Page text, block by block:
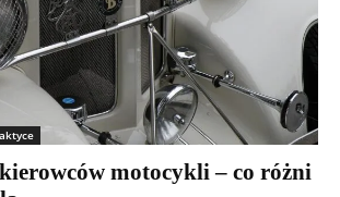
motocykli – co różni